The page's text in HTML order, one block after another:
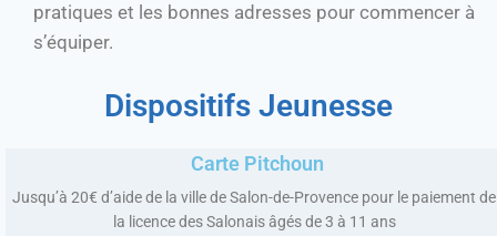
pratiques et les bonnes adresses pour commencer à
s’équiper.
Dispositifs Jeunesse
Carte Pitchoun
Jusqu’à 20€ d’aide de la ville de Salon-de-Provence pour le paiement de
la licence des Salonais âgés de 3 à 11 ans